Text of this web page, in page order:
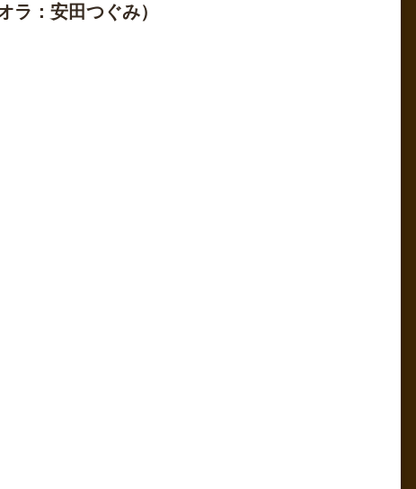
ラ：安田つぐみ）